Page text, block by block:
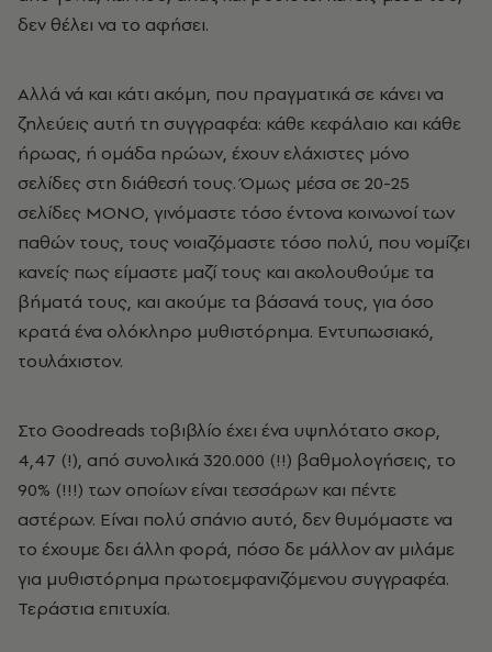
δεν θέλει να το αφήσει.
Αλλά νά και κάτι ακόμη, που πραγματικά σε κάνει να
ζηλεύεις αυτή τη συγγραφέα: κάθε κεφάλαιο και κάθε
ήρωας, ή ομάδα ηρώων, έχουν ελάχιστες μόνο
σελίδες στη διάθεσή τους. Όμως μέσα σε 20-25
σελίδες ΜΟΝΟ, γινόμαστε τόσο έντονα κοινωνοί των
παθών τους, τους νοιαζόμαστε τόσο πολύ, που νομίζει
κανείς πως είμαστε μαζί τους και ακολουθούμε τα
βήματά τους, και ακούμε τα βάσανά τους, για όσο
κρατά ένα ολόκληρο μυθιστόρημα. Εντυπωσιακό,
τουλάχιστον.
Στο Goodreads τοβιβλίο έχει ένα υψηλότατο σκορ,
4,47 (!), από συνολικά 320.000 (!!) βαθμολογήσεις, το
90% (!!!) των οποίων είναι τεσσάρων και πέντε
αστέρων. Είναι πολύ σπάνιο αυτό, δεν θυμόμαστε να
το έχουμε δει άλλη φορά, πόσο δε μάλλον αν μιλάμε
για μυθιστόρημα πρωτοεμφανιζόμενου συγγραφέα.
Τεράστια επιτυχία.